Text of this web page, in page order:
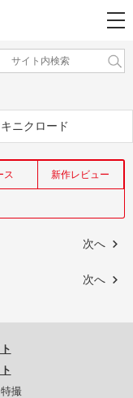
ニクロード
ス 新作レビュー
次へ
次へ
撮